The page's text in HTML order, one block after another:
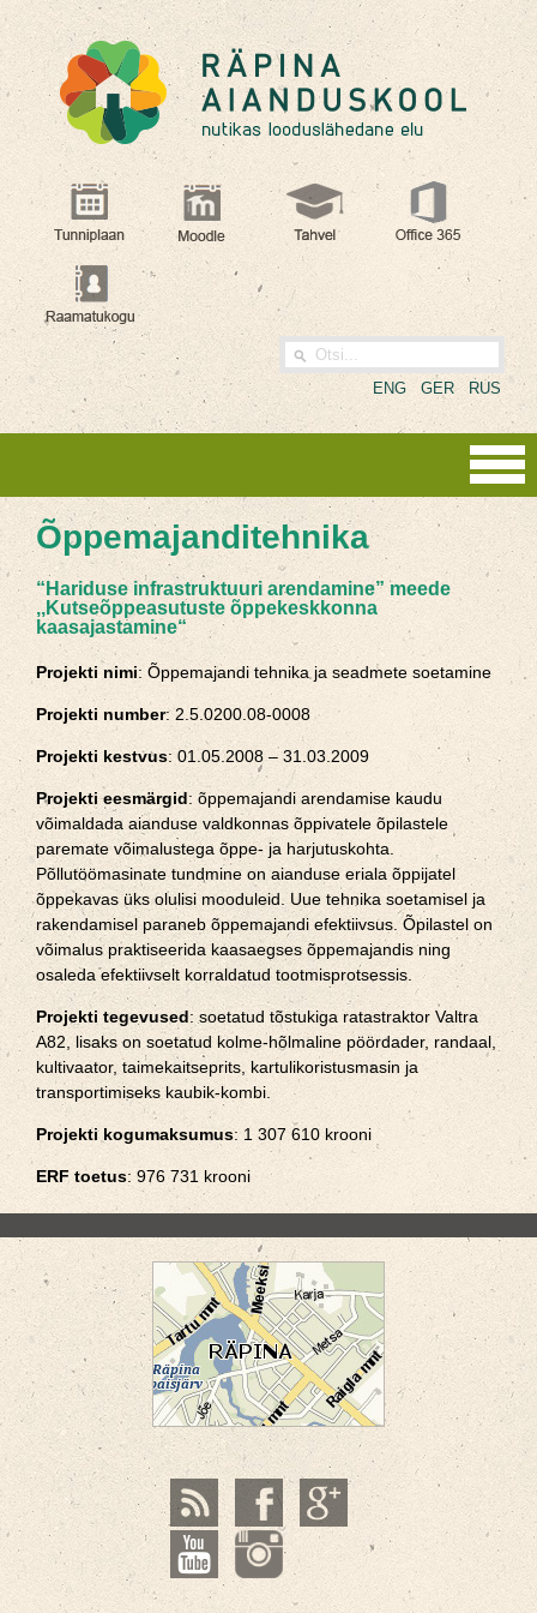
ENG GER RUS
Õppemajanditehnika
“Hariduse infrastruktuuri arendamine” meede
,,Kutseõppeasutuste õppekeskkonna
kaasajastamine“
Projekti nimi: Õppemajandi tehnika ja seadmete soetamine
Projekti number: 2.5.0200.08-0008
Projekti kestvus: 01.05.2008 – 31.03.2009
Projekti eesmärgid: õppemajandi arendamise kaudu
võimaldada aianduse valdkonnas õppivatele õpilastele
paremate võimalustega õppe- ja harjutuskohta.
Põllutöömasinate tundmine on aianduse eriala õppijatel
õppekavas üks olulisi mooduleid. Uue tehnika soetamisel ja
rakendamisel paraneb õppemajandi efektiivsus. Õpilastel on
võimalus praktiseerida kaasaegses õppemajandis ning
osaleda efektiivselt korraldatud tootmisprotsessis.
Projekti tegevused: soetatud tõstukiga ratastraktor Valtra
A82, lisaks on soetatud kolme-hõlmaline pöördader, randaal,
kultivaator, taimekaitseprits, kartulikoristusmasin ja
transportimiseks kaubik-kombi.
Projekti kogumaksumus: 1 307 610 krooni
ERF toetus: 976 731 krooni